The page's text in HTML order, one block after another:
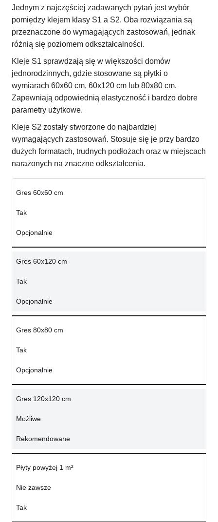
Jednym z najczęściej zadawanych pytań jest wybór
pomiędzy klejem klasy S1 a S2. Oba rozwiązania są
przeznaczone do wymagających zastosowań, jednak
różnią się poziomem odkształcalności.
Kleje S1 sprawdzają się w większości domów
jednorodzinnych, gdzie stosowane są płytki o
wymiarach 60x60 cm, 60x120 cm lub 80x80 cm.
Zapewniają odpowiednią elastyczność i bardzo dobre
parametry użytkowe.
Kleje S2 zostały stworzone do najbardziej
wymagających zastosowań. Stosuje się je przy bardzo
dużych formatach, trudnych podłożach oraz w miejscach
narażonych na znaczne odkształcenia.
Gres 60x60 cm
Tak
Opcjonalnie
Gres 60x120 cm
Tak
Opcjonalnie
Gres 80x80 cm
Tak
Opcjonalnie
Gres 120x120 cm
Możliwe
Rekomendowane
Płyty powyżej 1 m²
Nie zawsze
Tak